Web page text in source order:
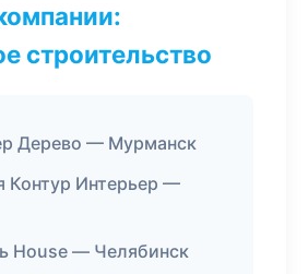
строительство
Дерево — Мурманск
Контур Интерьер —
House — Челябинск